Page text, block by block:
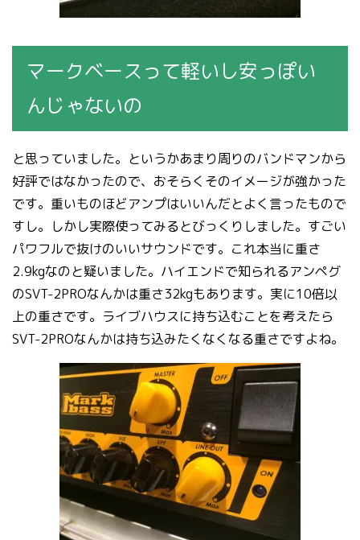
マークベースって軽いし安っぽい
んじゃないの
と思っていました。というかあまり周りのバンドマンから
好評ではなかったので、おそらくそのイメージが強かった
です。重いものほどアンプはいいんだとよく言ったもので
すし。しかし実際使ってみるとびっくりしました。すごい
パワフルで抜けのいいサウンドです。これ本当に重さ
2.9kgなのと疑いました。ハイエンドで知られるアンペグ
のSVT-2PROなんかは重さ32kgもあります。実に10倍以
上の重さです。ライブハウスに持ち込むことを考えたら
SVT-2PROなんかは持ち込みたくなくなる重さですよね。